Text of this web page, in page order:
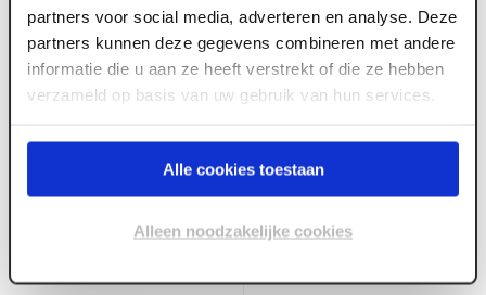
partners voor social media, adverteren en analyse. Deze
partners kunnen deze gegevens combineren met andere
informatie die u aan ze heeft verstrekt of die ze hebben
verzameld op basis van uw gebruik van hun services.
Alle cookies toestaan
Alleen noodzakelijke cookies
Betontegel grijs
Voorraad: